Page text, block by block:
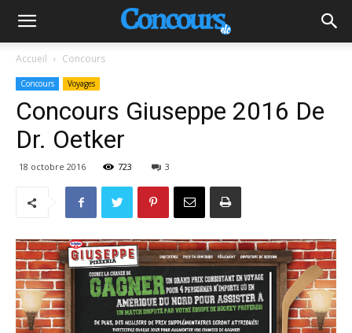
Accueil Concours
Concours Voyages
Concours Giuseppe 2016 De
Dr. Oetker
18 octobre 2016 723 3